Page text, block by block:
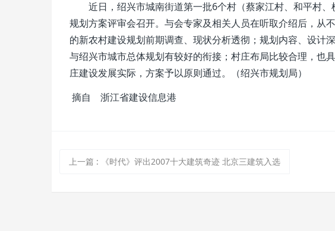
近日，绍兴市城南街道第一批6个村（蔡家江村、和平村、
规划方案评审会召开。与会专家及相关人员在听取介绍后，从
的新农村建设规划前期调查、现状分析透彻；规划内容、设计
与绍兴市城市总体规划有较好的衔接；村庄布局比较合理，也
庄建设发展实际，方案予以原则通过。（绍兴市规划局）
摘自 浙江省建设信息港
上一篇 : 《时代》评出2007十大建筑奇迹 北京三建筑入选